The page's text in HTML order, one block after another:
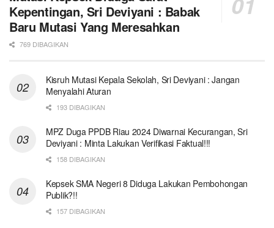
Kepentingan, Sri Deviyani : Babak
Baru Mutasi Yang Meresahkan
769 DIBAGIKAN
Kisruh Mutasi Kepala Sekolah, Sri Deviyani : Jangan
Menyalahi Aturan
193 DIBAGIKAN
MPZ Duga PPDB Riau 2024 Diwarnai Kecurangan, Sri
Deviyani : Minta Lakukan Verifikasi Faktual!!!
158 DIBAGIKAN
Kepsek SMA Negeri 8 Diduga Lakukan Pembohongan
Publik?!!
157 DIBAGIKAN